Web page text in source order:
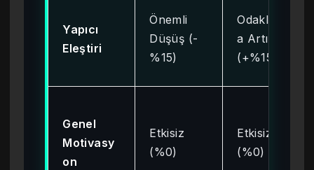
Yapıcı
Eleştiri
Önemli
Düşüş (-
%15)
Odaklanm
a Artışı
(+%15)
Genel
Motivasy
on
Etkisiz
(%0)
Etkisiz
(%0)